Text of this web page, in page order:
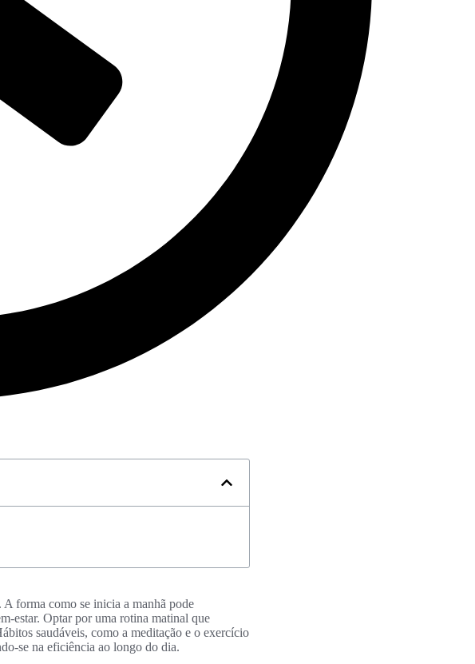
A forma como se inicia a manhã pode
estar. Optar por uma rotina matinal que
saudáveis, como a meditação e o exercício
se na eficiência ao longo do dia.